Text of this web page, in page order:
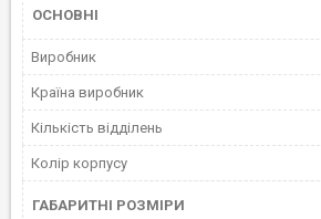
ОСНОВНІ
Виробник
Країна виробник
Кількість відділень
Колір корпусу
ГАБАРИТНІ РОЗМІРИ